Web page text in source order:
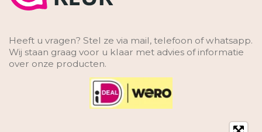
Heeft u vragen? Stel ze via mail, telefoon of whatsapp.
Wij staan graag voor u klaar met advies of informatie
over onze producten.